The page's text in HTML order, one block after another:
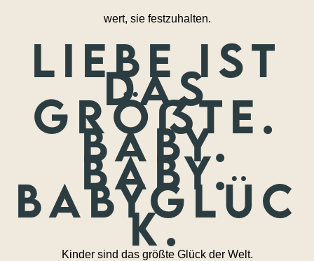
wert, sie festzuhalten.
Liebe ist
das
größte.
Baby.
Baby.
Babyglüc
k.
Kinder sind das größte Glück der Welt.